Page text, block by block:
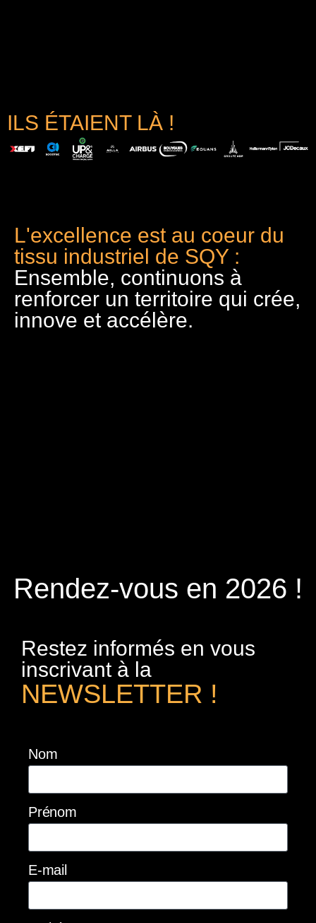
ILS ÉTAIENT LÀ !
L'excellence est au coeur du
tissu industriel de SQY :
Ensemble, continuons à
renforcer un territoire qui crée,
innove et accélère.
Rendez-vous en 2026 !
Restez informés en vous
inscrivant à la
NEWSLETTER !
Nom
Prénom
E-mail